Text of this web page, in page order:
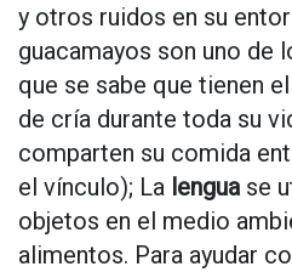
y otros ruidos en su
guacamayos son uno de
que se sabe que tienen
de cría durante toda su
comparten su comida
el vínculo); La lenguase
objetos en el medio
alimentos. Para ayudar